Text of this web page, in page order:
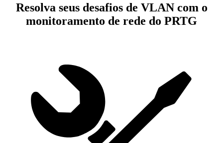
Resolva seus desafios de VLAN com o
monitoramento de rede do PRTG